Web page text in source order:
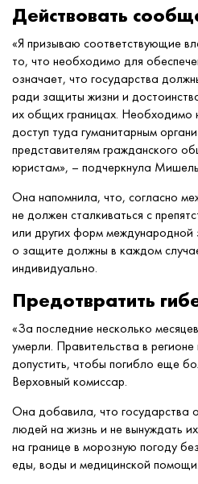
Действовать
«Я призываю соответствующие
то, что необходимо для
означает, что государства
ради защиты жизни и
их общих границах. Необходимо
доступ туда гуманитарным
представителям гражданского
юристам», – подчеркнула
Она напомнила, что, согласно
не должен сталкиваться с
или других форм
о защите должны в каждом
индивидуально.
Предотвратить
«За последние несколько
умерли. Правительства в регионе
допустить, чтобы погибло еще
Верховный комиссар.
Она добавила, что государства
людей на жизнь и не вынуждать
на границе в морозную погоду
еды, воды и медицинской помощи.